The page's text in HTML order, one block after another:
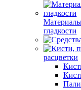
гладкости
расцветки